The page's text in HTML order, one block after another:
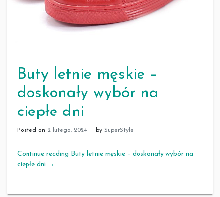
Buty letnie męskie –
doskonały wybór na
ciepłe dni
Posted on 2 lutego, 2024 by SuperStyle
Continue reading Buty letnie męskie – doskonały wybór na
ciepłe dni →